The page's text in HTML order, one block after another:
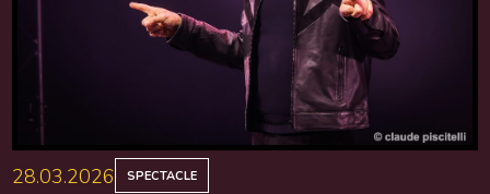
28.03.2026 SPECTACLE